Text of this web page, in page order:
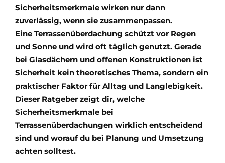
Sicherheitsmerkmale wirken nur dann
zuverlässig, wenn sie zusammenpassen.
Eine Terrassenüberdachung schützt vor Regen
und Sonne und wird oft täglich genutzt. Gerade
bei Glasdächern und offenen Konstruktionen ist
Sicherheit kein theoretisches Thema, sondern ein
praktischer Faktor für Alltag und Langlebigkeit.
Dieser Ratgeber zeigt dir, welche
Sicherheitsmerkmale bei
Terrassenüberdachungen wirklich entscheidend
sind und worauf du bei Planung und Umsetzung
achten solltest.